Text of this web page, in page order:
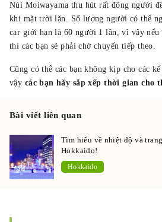
Núi Moiwayama thu hút rất đông người
khi mặt trời lặn. Số lượng người có thể
car giới hạn là 60 người 1 lần, vì vậy nếu
thì các bạn sẽ phải chờ chuyến tiếp theo.
Cũng có thể các bạn không kịp cho các
vậy các bạn hãy sắp xếp thời gian cho
Bài viết liên quan
Tìm hiểu về nhiệt độ và
Hokkaido!
Hokkaido